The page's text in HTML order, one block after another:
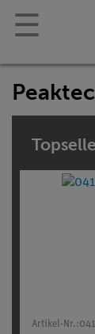
☰
Artikel-Nr.: